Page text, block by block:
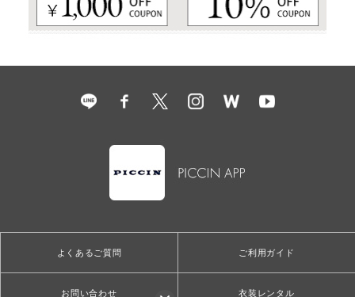
よくあるご質問 ご利用ガイド
お問い合わせ 衣装レンタル